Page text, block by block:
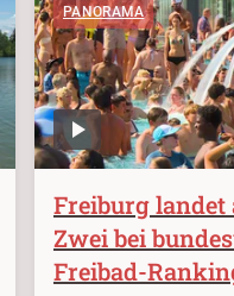
PANORAMA
Freiburg landet
Zwei bei
Freibad-